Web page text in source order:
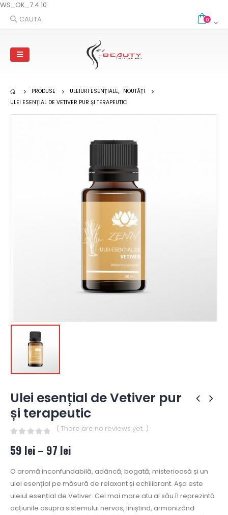
WS_OK_7.4.10
CAUTA
0
PRODUSE ULEIURI ESENȚIALE, NOUTĂȚI
ULEI ESENȚIAL DE VETIVER PUR ȘI TERAPEUTIC
Ulei esențial de Vetiver pur
și terapeutic
( There are no reviews yet. )
59 lei– 97 lei
O aromă inconfundabilă, adâncă, bogată, misterioasă și un
ulei esențial pe măsură de relaxant și echilibrant. Așa este
uleiul esențial de Vetiver. Cel mai mare atu al său îl reprezintă
acțiunile asupra sistemului nervos, liniștind, armonizând